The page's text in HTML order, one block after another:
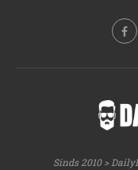
Sinds 2010 >